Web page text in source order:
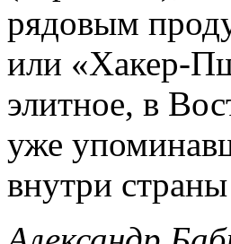
рядовым
или «Хакер-
элитное, в
уже
внутри